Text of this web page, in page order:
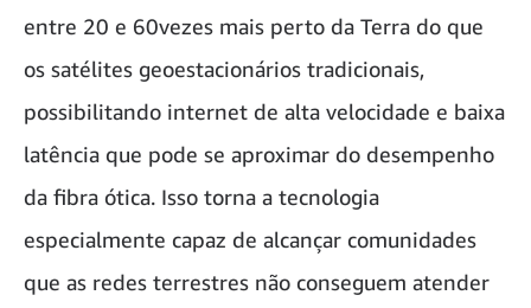
entre 20 e 60vezes mais perto da Terra do que
os satélites geoestacionários tradicionais,
possibilitando internet de alta velocidade e baixa
latência que pode se aproximar do desempenho
da fibra ótica. Isso torna a tecnologia
especialmente capaz de alcançar comunidades
que as redes terrestres não conseguem atender